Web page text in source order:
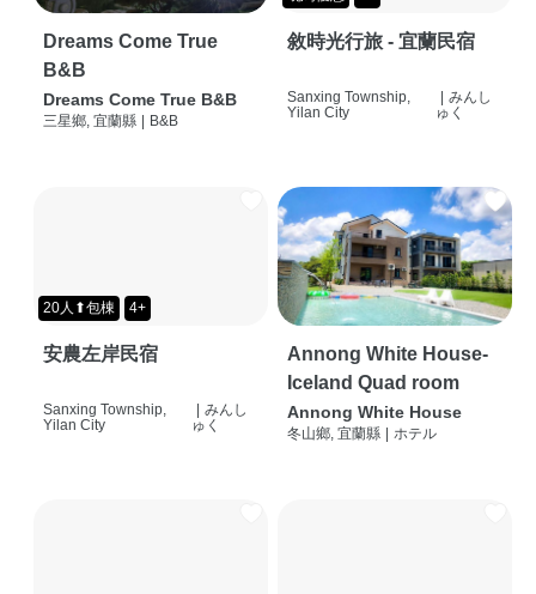
Dreams Come True
B&B
Dreams Come True B&B
三星鄉, 宜蘭縣 | B&B
敘時光行旅 - 宜蘭民宿
Sanxing Township,
Yilan City
| みんし
ゅく
20人⬆包棟 4+
安農左岸民宿
Sanxing Township,
Yilan City
| みんし
ゅく
Annong White House-
Iceland Quad room
Annong White House
冬山鄉, 宜蘭縣 | ホテル